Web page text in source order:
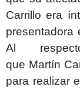
Carrillo era
presentadora
Al
que Martín
para realizar